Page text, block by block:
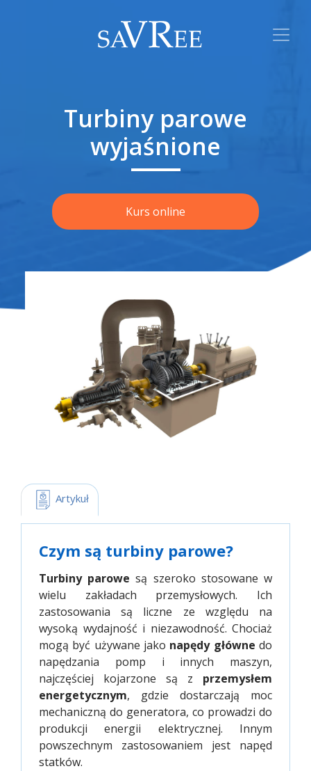
Turbiny parowe
wyjaśnione
Kurs online
Artykuł
Czym są turbiny parowe?
Turbiny parowe są szeroko stosowane w
wielu zakładach przemysłowych. Ich
zastosowania są liczne ze względu na
wysoką wydajność i niezawodność. Chociaż
mogą być używane jako napędy główne do
napędzania pomp i innych maszyn,
najczęściej kojarzone są z przemysłem
energetycznym, gdzie dostarczają moc
mechaniczną do generatora, co prowadzi do
produkcji energii elektrycznej. Innym
powszechnym zastosowaniem jest napęd
statków.